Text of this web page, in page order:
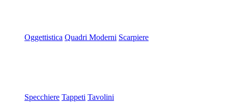
Oggettistica Quadri Moderni Scarpiere
Specchiere Tappeti Tavolini